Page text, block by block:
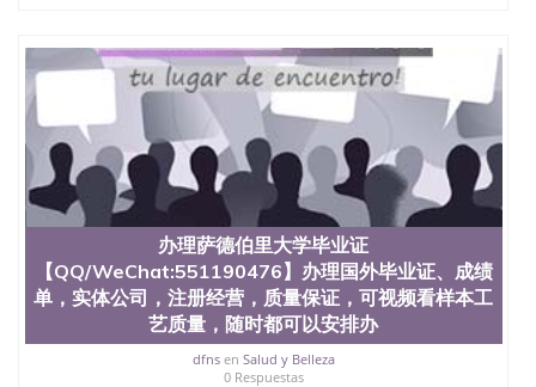
合性大学，每年有来自世界各地的成百上千的海外学
生前往求学。 至今，这是一所在世界上享有学术地
位、声誉、实习机会和影响力的高等教育机构，并获
誉为美国本科教育质量的核心代表。其计算机系与会
计系更是在当今美国大学教学排名中表现优异。其毕
业生大多可以在其所处地域的世界硅谷中心得到工作
机会。许多硅谷公司甚至在学生大三和大四的学期提
供许多相应科系的实习机会。无论是加州大学系统
(UC)，还是加州州立大学系统(CSU), 圣何塞州立大学
都占据着加州所有大学中的地理位置。 圣何塞州立大
学座落于硅谷(Silicon Valley), 于附近的旧金山-圣何塞
地区为全美的重要科技中心。约有学生三万人，超过
134种学士学科和65个硕士学科，并有来自世界60余
国的学生来此就读。其有名的科系如计算机科学，电
子工程学，工商管理学，艺术设计，和航空学等，深
办理萨德伯里大学毕业证
【QQ/WeChat:551190476】办理国外毕业证、成绩
单，实体公司，注册经营，质量保证，可视频看样本工
艺质量，随时都可以安排办
dfnsen Salud y Belleza
0 Respuestas